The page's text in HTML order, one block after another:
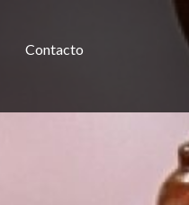
Contacto